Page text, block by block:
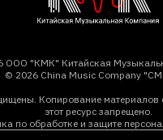
ООО "КМК" Китайская
© 2026 China Music Company
Копирование материалов
этот ресурс запрещено.
по обработке и защите